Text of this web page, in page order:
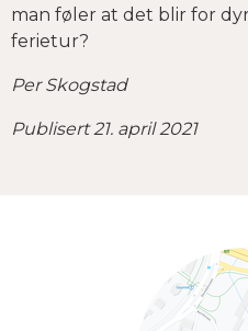
man føler at det blir for
ferietur?
Per Skogstad
Publisert 21. april 2021